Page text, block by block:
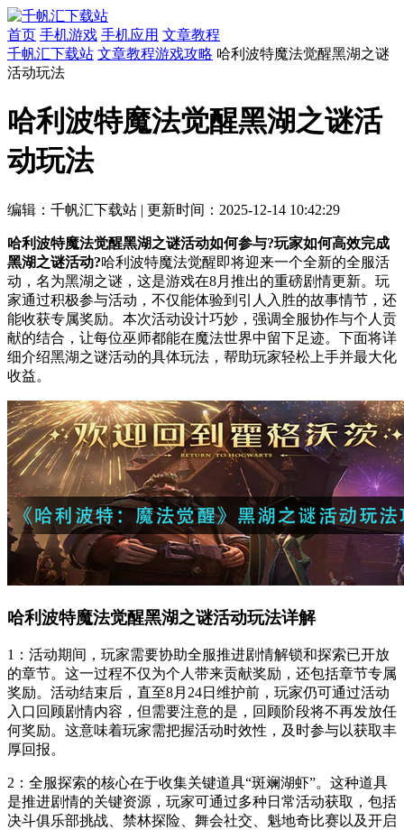
首页 手机游戏 手机应用 文章教程
千帆汇下载站 文章教程游戏攻略 哈利波特魔法觉醒黑湖之谜
活动玩法
哈利波特魔法觉醒黑湖之谜活
动玩法
编辑：千帆汇下载站 | 更新时间：2025-12-14 10:42:29
哈利波特魔法觉醒黑湖之谜活动如何参与?玩家如何高效完成
黑湖之谜活动?哈利波特魔法觉醒即将迎来一个全新的全服活
动，名为黑湖之谜，这是游戏在8月推出的重磅剧情更新。玩
家通过积极参与活动，不仅能体验到引人入胜的故事情节，还
能收获专属奖励。本次活动设计巧妙，强调全服协作与个人贡
献的结合，让每位巫师都能在魔法世界中留下足迹。下面将详
细介绍黑湖之谜活动的具体玩法，帮助玩家轻松上手并最大化
收益。
哈利波特魔法觉醒黑湖之谜活动玩法详解
1：活动期间，玩家需要协助全服推进剧情解锁和探索已开放
的章节。这一过程不仅为个人带来贡献奖励，还包括章节专属
奖励。活动结束后，直至8月24日维护前，玩家仍可通过活动
入口回顾剧情内容，但需要注意的是，回顾阶段将不再发放任
何奖励。这意味着玩家需把握活动时效性，及时参与以获取丰
厚回报。
2：全服探索的核心在于收集关键道具“斑斓湖虾”。这种道具
是推进剧情的关键资源，玩家可通过多种日常活动获取，包括
决斗俱乐部挑战、禁林探险、舞会社交、魁地奇比赛以及开启